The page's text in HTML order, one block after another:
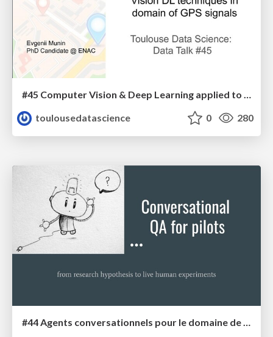
#45 Computer Vision & Deep Learning applied to GPS signals
toulousedatascience
0 280